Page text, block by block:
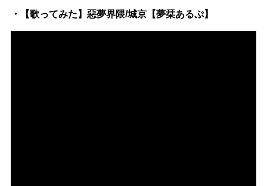
・【歌ってみた】惡夢界隈/城京【夢栞あるぷ】